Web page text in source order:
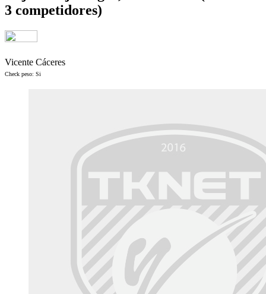
3 competidores)
Vicente Cáceres
Check peso: Si